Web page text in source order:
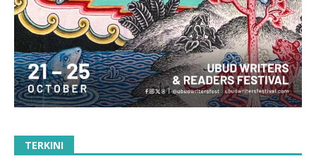
TERKINI